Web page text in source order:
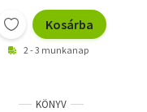
Kosárba
2 - 3 munkanap
KÖNYV